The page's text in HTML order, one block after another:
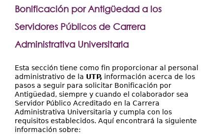
Bonificación por Antigüedad a los
Servidores Públicos de Carrera
Administrativa Universitaria
Esta sección tiene como fin proporcionar al personal
administrativo de la UTP, información acerca de los
pasos a seguir para solicitar Bonificación por
Antigüedad, siempre y cuando el colaborador sea
Servidor Público Acreditado en la Carrera
Administrativa Universitaria y cumpla con los
requisitos establecidos. Aquí encontrará la siguiente
información sobre: